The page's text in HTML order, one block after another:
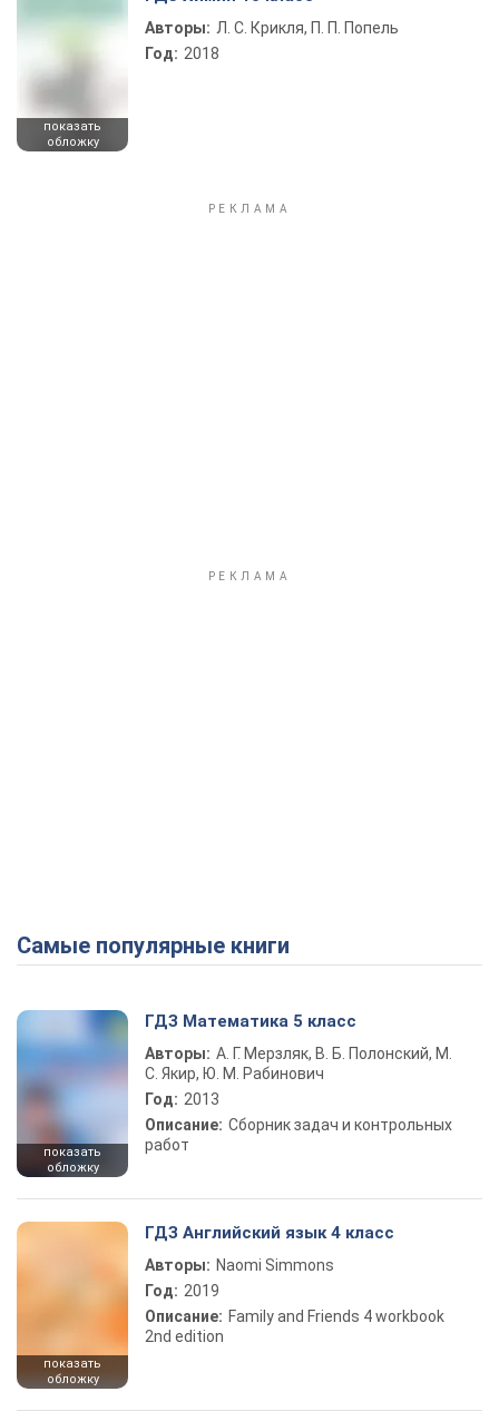
показать
обложку
Авторы: Л. С. Крикля, П. П. Попель
Год: 2018
Самые популярные книги
показать
обложку
ГДЗ Математика 5 класс
Авторы: А. Г. Мерзляк, В. Б. Полонский, М.
С. Якир, Ю. М. Рабинович
Год: 2013
Описание: Сборник задач и контрольных
работ
показать
обложку
ГДЗ Английский язык 4 класс
Авторы: Naomi Simmons
Год: 2019
Описание: Family and Friends 4 workbook
2nd edition